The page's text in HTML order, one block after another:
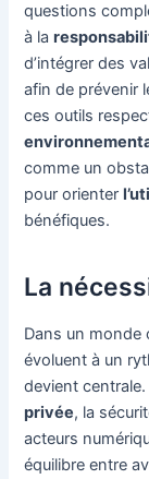
questions
à la
d’intégrer des
afin de prévenir
ces outils
comme un
pour orienter
bénéfiques.
La
Dans un monde
évoluent à un
devient
privée, la
acteurs
équilibre entre